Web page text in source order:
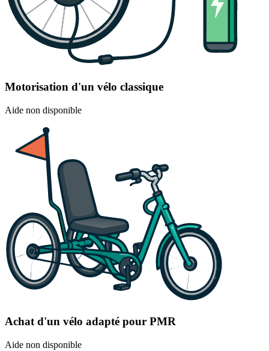
Motorisation d'un vélo classique
Aide non disponible
Achat d'un vélo adapté pour PMR
Aide non disponible